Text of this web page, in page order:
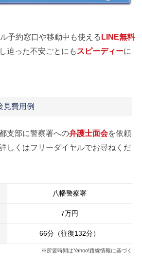
予約窓口や移動中も使えるLINE無料
迫った不安ごとにも スピーディーに
見費用例
支部に警察署への弁護士面会を依頼
しくはフリーダイヤルでお尋ねくだ
八幡警察署
7万円
66分（往復132分）
※所要時間はYahoo!路線情報に基づく